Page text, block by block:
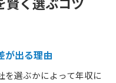
者の転職術
転職時の交渉ポイン
が出る理由
を選ぶかによって年収に